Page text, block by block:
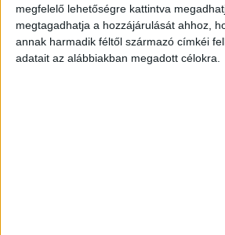
megfelelő lehetőségre kattintva
megtagadhatja a hozzájárulását ahhoz,
annak harmadik féltől származó címkéi
adatait az alábbiakban megadott célokra.